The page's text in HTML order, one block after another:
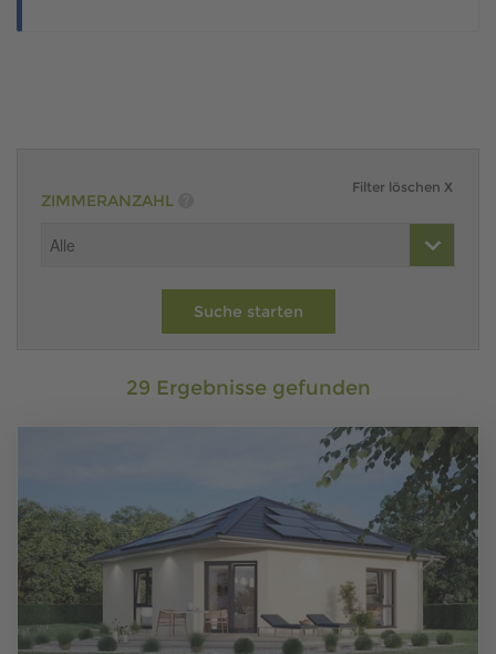
umfunktioniert werden – Ihr Zuhause wächst mit Ihnen mit.
ZIMMERANZAHL
29 Ergebnisse gefunden